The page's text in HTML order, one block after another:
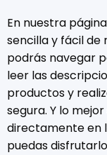
En nuestra
sencilla y fácil de
podrás navegar
leer las
productos y
segura. Y lo
directamente en
puedas